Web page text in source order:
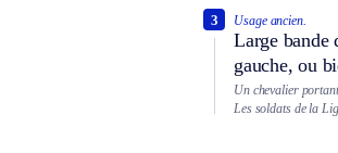
Usage ancien.
Large bande
gauche, ou
3
Un chevalier
Les soldats de la